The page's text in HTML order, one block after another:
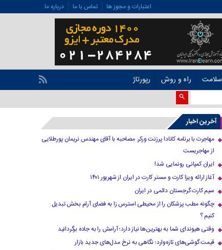
اعتبارات و مجوز ها تماس با ما درباره ما
سلامت راه و روش رپورتاژ
آخرین اخبار
مهاجرت با برنامه کانادا پرزنت ورکر: مصاحبه با آقای مهندس نریمان پورطلایی
از مهاجریست
ایران کمپانی رونمایی شد!
آغاز ارائه ویزا کارت و مستر کارت در ایران از شهریور ۱۴۰۱
سیم کارت گرجستان دائمی در ایران
چگونه مطب پزشکان را از محیطی استرس زا به فضای آرام بخش تبدیل
کنیم ؟
وقتی هیوندای شما به بهترین‌ها نیاز دارد؛ آرامش را به جاده برگردانید
قیمت گوشی‌های تازه‌وارد؛ نگاهی به نرخ مدل‌های جدید بازار